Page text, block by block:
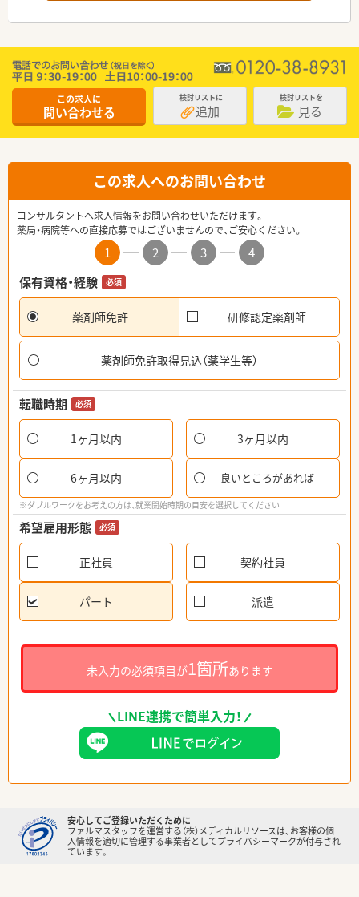
この求人に
問い合わせる
検討リストに
追加
検討リストを
見る
この求人へのお問い合わせ
コンサルタントへ求人情報をお問い合わせいただけます。
薬局・病院等への直接応募ではございませんので、ご安心ください。
1 2 3
4
保有資格・経験
必須
薬剤師免許 研修認定薬剤師
薬剤師免許取得見込（薬学生等）
転職時期 必須
1ヶ月以内 3ヶ月以内
6ヶ月以内 良いところがあれば
※ダブルワークをお考えの方は、就業開始時期の目安を選択してください
希望雇用形態 必須
正社員 契約社員
パート 派遣
未入力の必須項目が1箇所あります
LINE連携で簡単入力！
安心してご登録いただくために
ファルマスタッフを運営する（株）メディカルリソースは、お客様の個
人情報を適切に管理する事業者としてプライバシーマークが付与され
ています。